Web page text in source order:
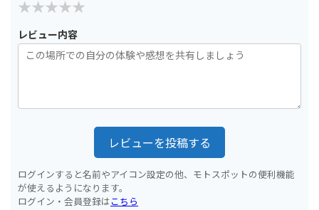
レビュー内容
レビューを投稿する
ログインすると名前やアイコン設定の他、モトスポットの便利機能
が使えるようになります。
ログイン・会員登録はこちら